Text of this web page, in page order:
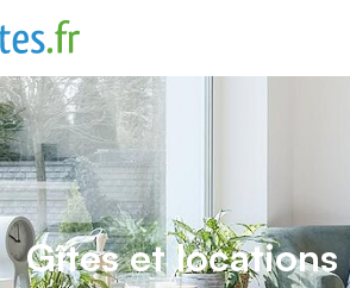
Gîtes et locations